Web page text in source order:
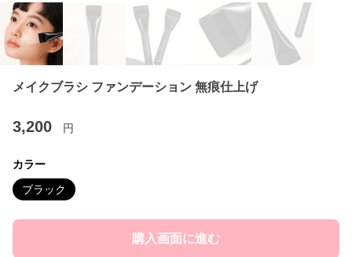
メイクブラシ ファンデーション 無痕仕上げ
3,200 円
カラー
ブラック
購入画面に進む